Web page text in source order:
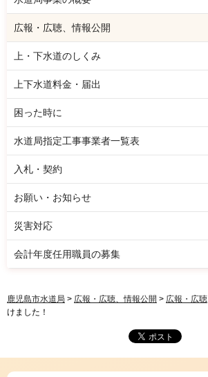
広報・広聴、情報公開
上・下水道のしくみ
上下水道料金・届出
困った時に
水道局指定工事事業者一覧表
入札・契約
お願い・お知らせ
災害対応
会計年度任用職員の募集
鹿児島市水道局 > 広報・広聴、情報公開 > 広報・広聴
けました！